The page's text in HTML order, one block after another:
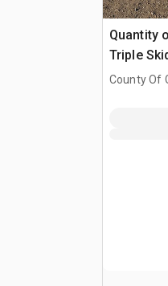
Quantity
Triple
de grano
County Of